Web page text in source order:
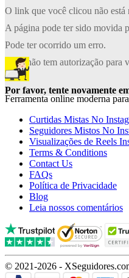
O link que você clicou não está
A página pode ter sido movida
Pode ter ocorrido um erro.
Você não tem autorização
Por favor, tente novamente
Ferramenta online moderna
Curtidas Mistas No
Seguidores Mistos No
Visualizações de Reels
Terms & Conditions
Contact Us
FAQs
Política de Privacidade
Blog
Leia nossos comentários
© 2021-2026 -